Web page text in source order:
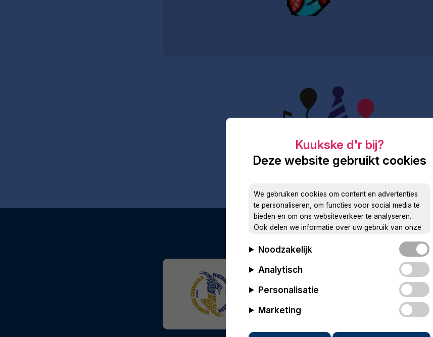
Deze website gebruikt cookies
We gebruiken cookies om content en advertenties
te personaliseren, om functies voor social media te
bieden en om ons websiteverkeer te analyseren.
Ook delen we informatie over uw gebruik van onze
en analyse. Deze partners kunnen deze gegevens
combineren met andere informatie die u aan ze heeft
verstrekt of die ze hebben verzameld op basis van
Noodzakelijk
Analytisch
Personalisatie
Marketing